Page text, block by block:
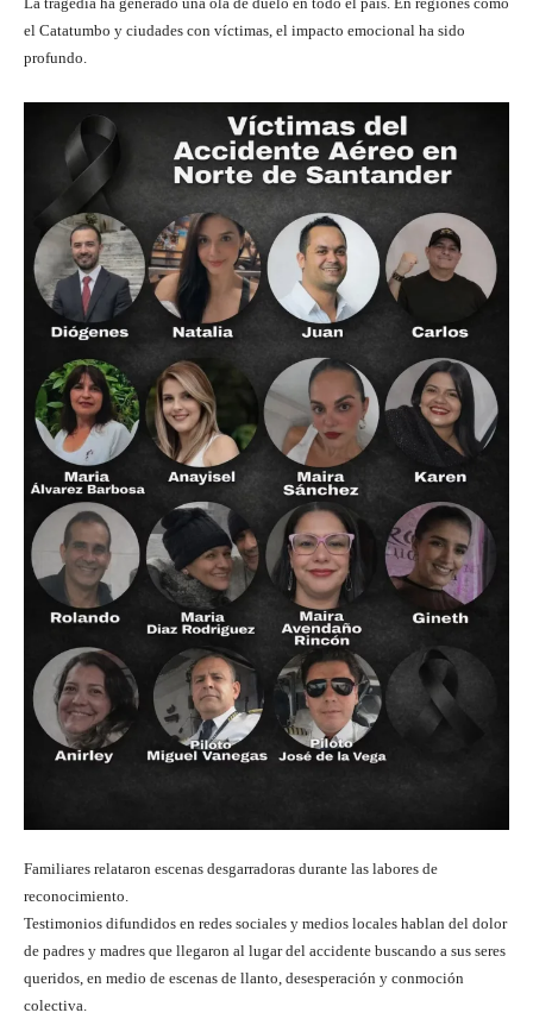
el Catatumbo y ciudades con víctimas, el impacto emocional ha sido
profundo.
Familiares relataron escenas desgarradoras durante las labores de
reconocimiento.
Testimonios difundidos en redes sociales y medios locales hablan del dolor
de padres y madres que llegaron al lugar del accidente buscando a sus seres
queridos, en medio de escenas de llanto, desesperación y conmoción
colectiva.